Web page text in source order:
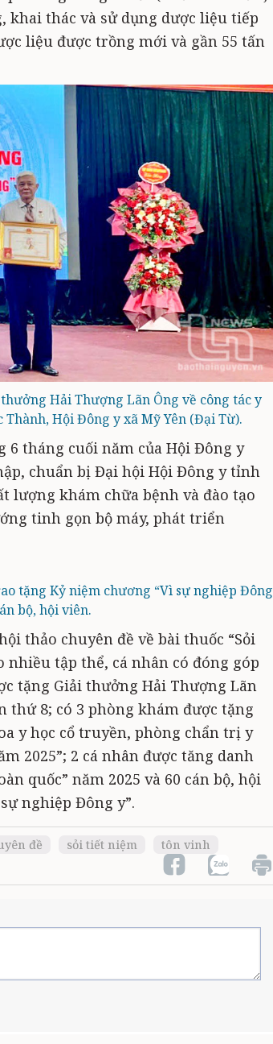
khai thác và sử dụng dược liệu tiếp
liệu được trồng mới và gần 55 tấn
Hải Thượng Lãn Ông về công tác y
Hội Đông y xã Mỹ Yên (Đại Từ).
tháng cuối năm của Hội Đông y
chuẩn bị Đại hội Hội Đông y tỉnh
lượng khám chữa bệnh và đào tạo
tinh gọn bộ máy, phát triển
tặng Kỷ niệm chương “Vì sự nghiệp Đông
bộ, hội viên.
thảo chuyên đề về bài thuốc “Sỏi
tập thể, cá nhân có đóng góp
tặng Giải thưởng Hải Thượng Lãn
thứ 8; có 3 phòng khám được tặng
y học cổ truyền, phòng chẩn trị y
2025”; 2 cá nhân được tăng danh
quốc” năm 2025 và 60 cán bộ, hội
nghiệp Đông y”.
đề sỏi tiết niệm tôn vinh